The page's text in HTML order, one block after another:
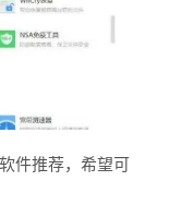
件推荐，希望可